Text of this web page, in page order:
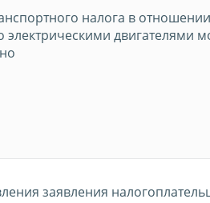
налога в
двигателями
заявления